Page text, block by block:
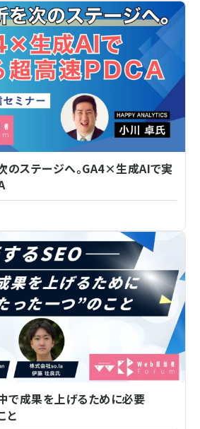
のステージへ。GA4×生成AIで実
中で成果を上げるために必要
と